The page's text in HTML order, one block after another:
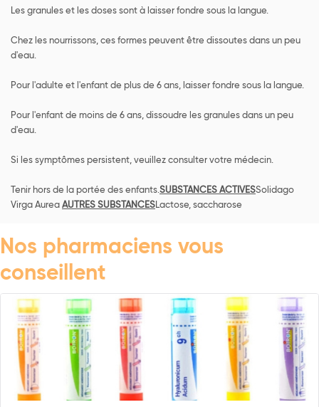
Les granules et les doses sont à laisser fondre sous la langue.
Chez les nourrissons, ces formes peuvent être dissoutes dans un peu
d'eau.
Pour l'adulte et l'enfant de plus de 6 ans, laisser fondre sous la langue.
Pour l'enfant de moins de 6 ans, dissoudre les granules dans un peu
d'eau.
Si les symptômes persistent, veuillez consulter votre médecin.
Tenir hors de la portée des enfants.SUBSTANCES ACTIVESSolidago
Virga Aurea AUTRES SUBSTANCESLactose, saccharose
Nos pharmaciens vous
conseillent